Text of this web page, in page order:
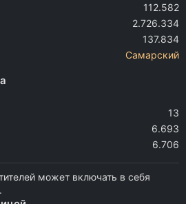
112.582
2.726.334
137.834
Самарский
13
6.693
6.706
может включать в себя